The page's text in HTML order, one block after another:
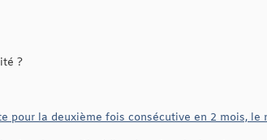
?
pour la deuxième fois consécutive en 2 mois,